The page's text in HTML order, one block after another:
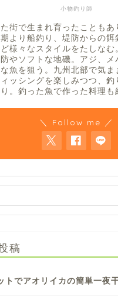
小物釣り師
街で生まれ育ったこともあ
より船釣り、堤防からの
様々なスタイルをたしなむ
やソフトな地磯。アジ、メ
魚を狙う。九州北部で気ま
ッシングを楽しみつつ、釣
。釣った魚で作った料理も
＼ Follow me ／
稿
トでアオリイカの簡単一夜